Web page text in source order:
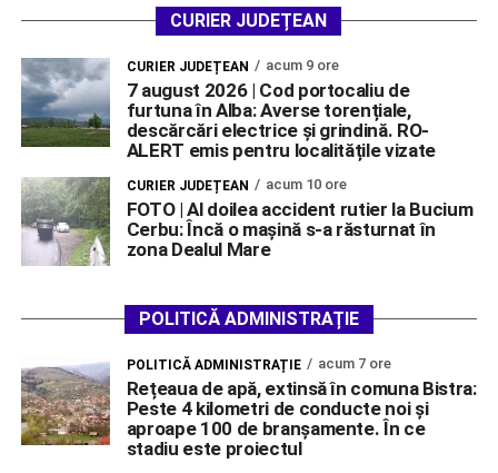
CURIER JUDEȚEAN
CURIER JUDEȚEAN acum 9 ore
7 august 2026 | Cod portocaliu de
furtuna în Alba: Averse torențiale,
descărcări electrice și grindină. RO-
ALERT emis pentru localitățile vizate
CURIER JUDEȚEAN acum 10 ore
FOTO | Al doilea accident rutier la Bucium
Cerbu: Încă o mașină s-a răsturnat în
zona Dealul Mare
POLITICĂ ADMINISTRAȚIE
POLITICĂ ADMINISTRAȚIE acum 7 ore
Rețeaua de apă, extinsă în comuna Bistra:
Peste 4 kilometri de conducte noi și
aproape 100 de branșamente. În ce
stadiu este proiectul